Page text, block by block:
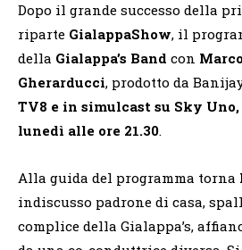
Dopo il grande successo della
riparte GialappaShow, il
della Gialappa’s Band con
Gherarducci, prodotto da
TV8 e in simulcast su Sky
lunedì alle ore 21.30.
Alla guida del programma torna
indiscusso padrone di casa,
complice della Gialappa’s,